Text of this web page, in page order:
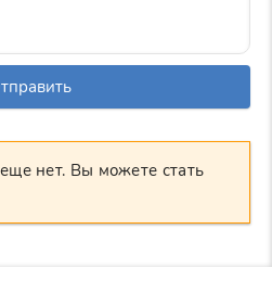
нет. Вы можете стать